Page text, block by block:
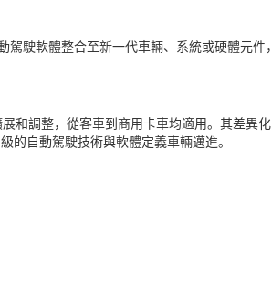
駕駛軟體整合至新一代車輛、系統或硬體元件，
和調整，從客車到商用卡車均適用。其差異化
的自動駕駛技術與軟體定義車輛邁進。